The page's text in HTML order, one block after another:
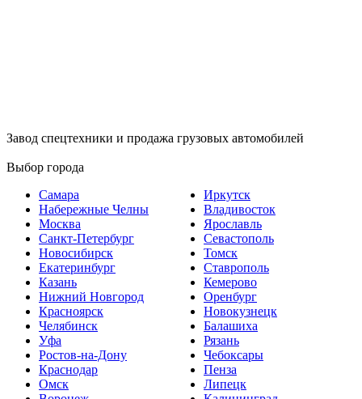
Завод спецтехники и продажа грузовых автомобилей
Выбор города
Самара
Набережные Челны
Москва
Санкт-Петербург
Новосибирск
Екатеринбург
Казань
Нижний Новгород
Красноярск
Челябинск
Уфа
Ростов-на-Дону
Краснодар
Омск
Иркутск
Владивосток
Ярославль
Севастополь
Томск
Ставрополь
Кемерово
Оренбург
Новокузнецк
Балашиха
Рязань
Чебоксары
Пенза
Липецк